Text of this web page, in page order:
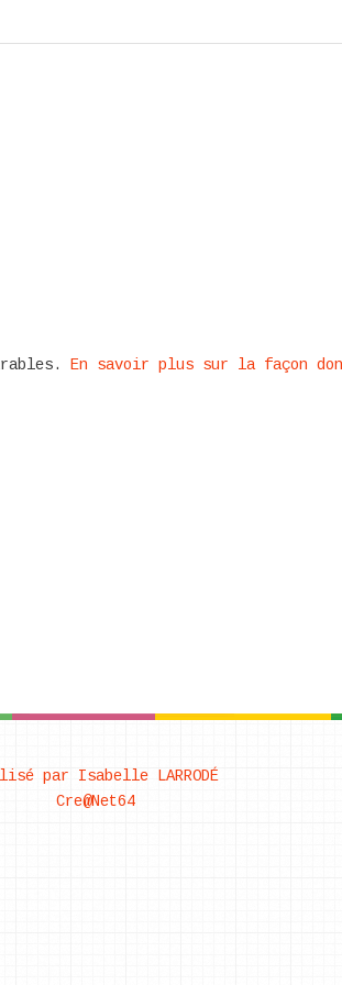
En savoir plus sur la façon
par Isabelle LARRODÉ
Cre@Net64